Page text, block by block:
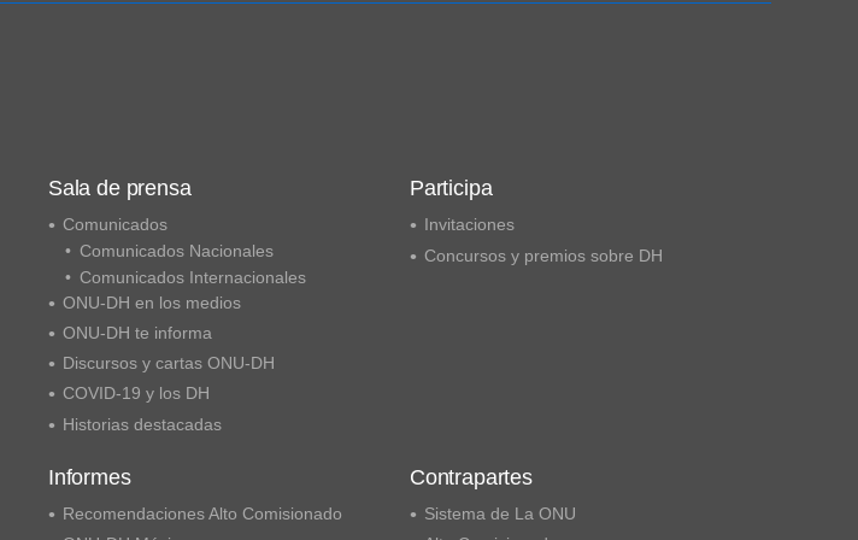
Sala de prensa
Comunicados
Comunicados Nacionales
Comunicados Internacionales
ONU-DH en los medios
ONU-DH te informa
Discursos y cartas ONU-DH
COVID-19 y los DH
Historias destacadas
Participa
Invitaciones
Concursos y premios sobre DH
Informes
Recomendaciones Alto Comisionado
Contrapartes
Sistema de La ONU